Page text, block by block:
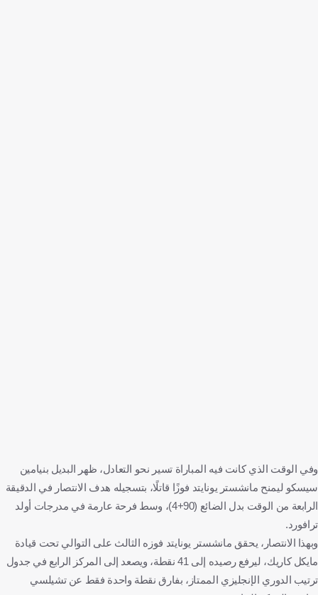
وفي الوقت الذي كانت فيه المباراة تسير نحو التعادل، ظهر البديل بنيامين
سيسكو ليمنح مانشستر يونايتد فوزًا قاتلًا، بتسجيله هدف الانتصار في الدقيقة
الرابعة من الوقت بدل الضائع (90+4)، وسط فرحة عارمة في مدرجات أولد
ترافورد.
وبهذا الانتصار، يحقق مانشستر يونايتد فوزه الثالث على التوالي تحت قيادة
مايكل كاريك، ليرفع رصيده إلى 41 نقطة، ويصعد إلى المركز الرابع في جدول
ترتيب الدوري الإنجليزي الممتاز، بفارق نقطة واحدة فقط عن تشيلسي